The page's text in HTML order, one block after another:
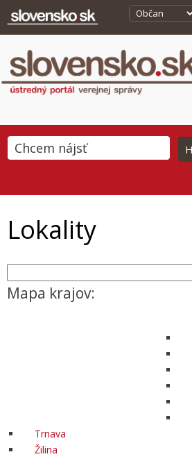
Lokality
Mapa krajov:
Trnava
Žilina